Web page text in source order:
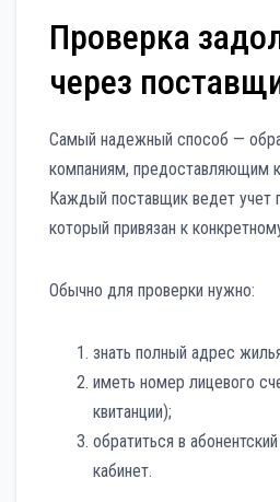
Проверка
через
Самый надежный способ —
компаниям, предоставляющим
Каждый поставщик ведет учет
который привязан к
Обычно для проверки нужно:
знать полный адрес
иметь номер лицевого
квитанции);
обратиться в
кабинет.